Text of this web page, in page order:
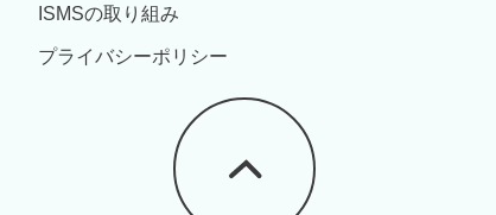
ISMSの取り組み
プライバシーポリシー